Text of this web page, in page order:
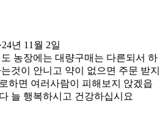
·24년 11월 2일
농장에는 대량구매는 다른되서 하
것이 안니고 약이 없으면 주문 받지
하면 여러사람이 피해보지 앉겠읍
늘 행복하시고 건강하십시요